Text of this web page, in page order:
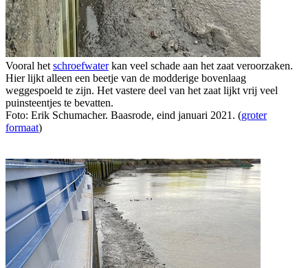
Vooral het schroefwaterkan veel schade aan het zaat veroorzaken.
Hier lijkt alleen een beetje van de modderige bovenlaag
weggespoeld te zijn. Het vastere deel van het zaat lijkt vrij veel
puinsteentjes te bevatten.
Foto: Erik Schumacher. Baasrode, eind januari 2021. (groter
formaat)